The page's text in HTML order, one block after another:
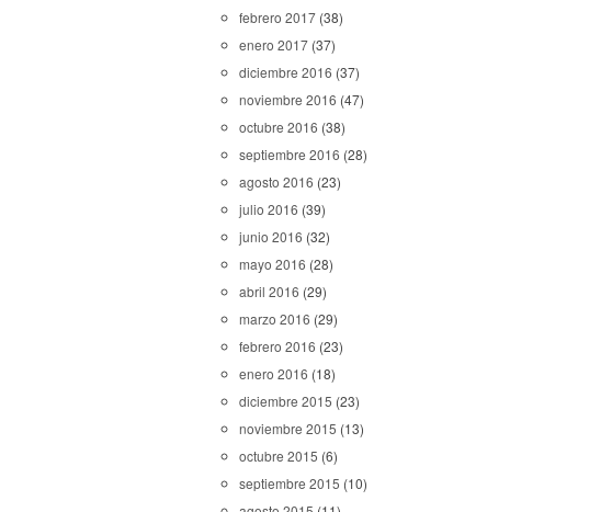
febrero 2017 (38)
enero 2017 (37)
diciembre 2016 (37)
noviembre 2016 (47)
octubre 2016 (38)
septiembre 2016 (28)
agosto 2016 (23)
julio 2016 (39)
junio 2016 (32)
mayo 2016 (28)
abril 2016 (29)
marzo 2016 (29)
febrero 2016 (23)
enero 2016 (18)
diciembre 2015 (23)
noviembre 2015 (13)
octubre 2015 (6)
septiembre 2015 (10)